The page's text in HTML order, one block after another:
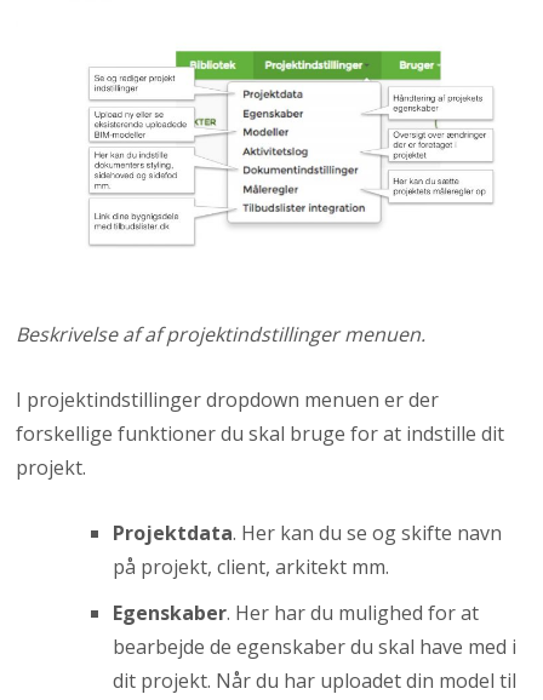
Beskrivelse af af projektindstillinger menuen.
I projektindstillinger dropdown menuen er der
forskellige funktioner du skal bruge for at indstille dit
projekt.
Projektdata. Her kan du se og skifte navn
på projekt, client, arkitekt mm.
Egenskaber. Her har du mulighed for at
bearbejde de egenskaber du skal have med i
dit projekt. Når du har uploadet din model til